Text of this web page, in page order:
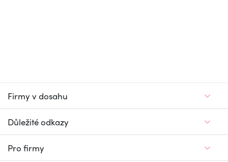
Firmy v dosahu
Důležité odkazy
Pro firmy